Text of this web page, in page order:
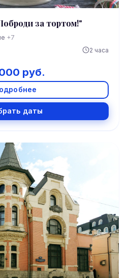
за тортом!"
+7
2 часа
руб.
даты